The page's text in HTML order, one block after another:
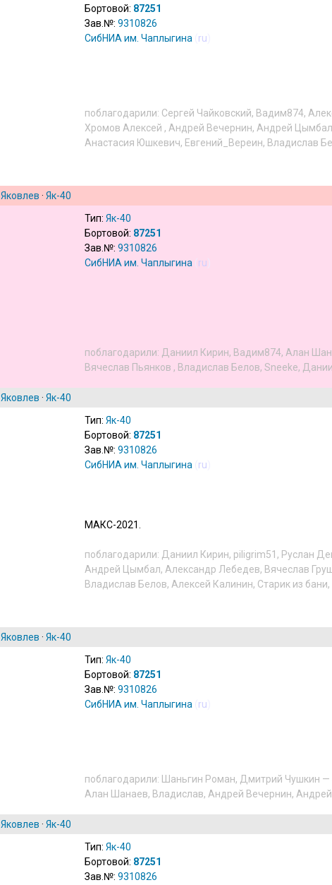
Бортовой: 87251
Зав.№: 9310826
СибНИА им. Чаплыгина
ru
поблагодарили: Сергей Чайковский, Вадим874,
Хромов Алексей , Андрей Вечернин, Андрей Цымбал
Анастасия Юшкевич, Евгений_Вереин, Владислав
Яковлев · Як-40
Тип: Як-40
Бортовой: 87251
Зав.№: 9310826
СибНИА им. Чаплыгина
ru
поблагодарили: Даниил Кирин, Вадим874, Алан
Вячеслав Пьянков , Владислав Белов, Sneeke,
Яковлев · Як-40
Тип: Як-40
Бортовой: 87251
Зав.№: 9310826
СибНИА им. Чаплыгина
ru
МАКС-2021.
поблагодарили: Даниил Кирин, piligrim51 , Руслан
Андрей Цымбал, Александр Лебедев, Вячеслав
Владислав Белов, Алексей Калинин, Старик из бани,
Яковлев · Як-40
Тип: Як-40
Бортовой: 87251
Зав.№: 9310826
СибНИА им. Чаплыгина
ru
поблагодарили: Шаньгин Роман, Дмитрий Чушкин —
Алан Шанаев, Владислав, Андрей Вечернин,
Яковлев · Як-40
Тип: Як-40
Бортовой: 87251
Зав.№: 9310826